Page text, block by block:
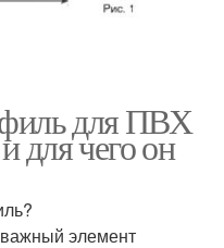
для ПВХ
для чего он
элемент